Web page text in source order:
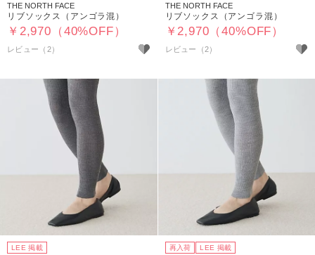
THE NORTH FACE
リブソックス（アンゴラ混）
￥2,970（40%OFF）
レビュー（2）
THE NORTH FACE
リブソックス（アンゴラ混）
￥2,970（40%OFF）
レビュー（2）
LEE 掲載 再入荷 LEE 掲載